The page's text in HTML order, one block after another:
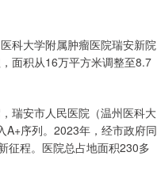
科大学附属肿瘤医院瑞安新院
面积从16万平方米调整至8.7
瑞安市人民医院（温州医科大
A+序列。2023年，经市政府同
征程。医院总占地面积230多